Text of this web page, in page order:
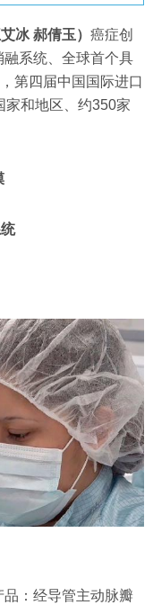
冰 郝倩玉） 癌症创
系统、全球首个具
第四届中国国际进口
家和地区、约350家
：经导管主动脉瓣